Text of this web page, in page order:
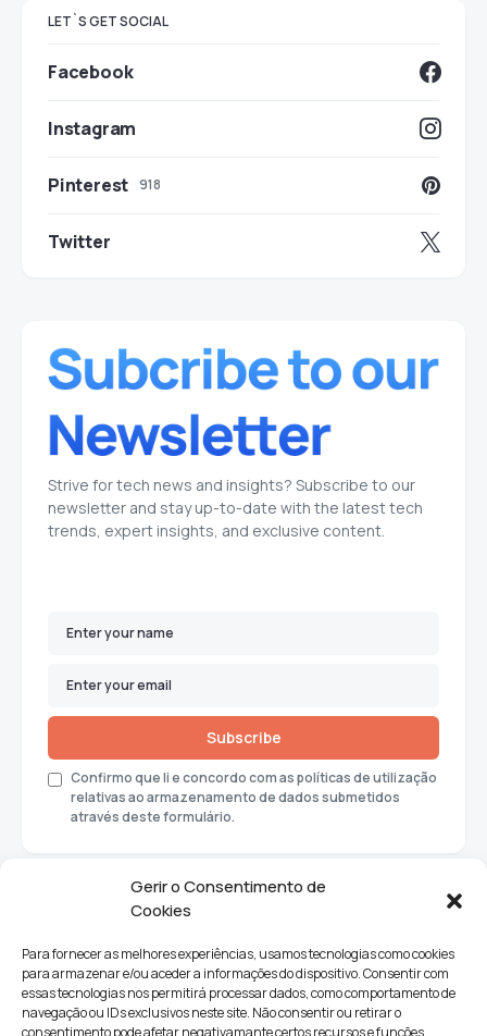
Gerir o Consentimento de
Cookies
Para fornecer as melhores experiências, usamos tecnologias como cookies
para armazenar e/ou aceder a informações do dispositivo. Consentir com
essas tecnologias nos permitirá processar dados, como comportamento de
navegação ou IDs exclusivos neste site. Não consentir ou retirar o
consentimento pode afetar negativamante certos recursos e funções.
LET`S GET SOCIAL
Facebook
Instagram
Pinterest 918
Twitter
Strive for tech news and insights? Subscribe to our
newsletter and stay up-to-date with the latest tech
trends, expert insights, and exclusive content.
Subscribe
Confirmo que li e concordo com as políticas de utilização
relativas ao armazenamento de dados submetidos
através deste formulário.